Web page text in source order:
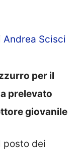
Andrea Scisci
per il
prelevato
giovanile
posto dei